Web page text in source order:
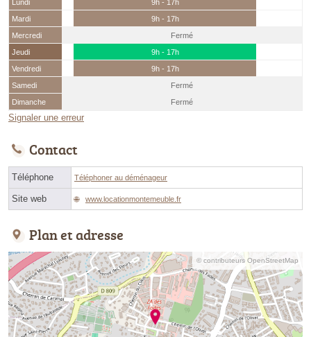
Lundi
9h - 17h
Mardi
9h - 17h
Mercredi
Fermé
Jeudi
9h - 17h
Vendredi
9h - 17h
Samedi
Fermé
Dimanche
Fermé
Signaler une erreur
Contact
Téléphone Téléphoner au déménageur
Site web www.locationmontemeuble.fr
Plan et adresse
© contributeurs OpenStreetMap